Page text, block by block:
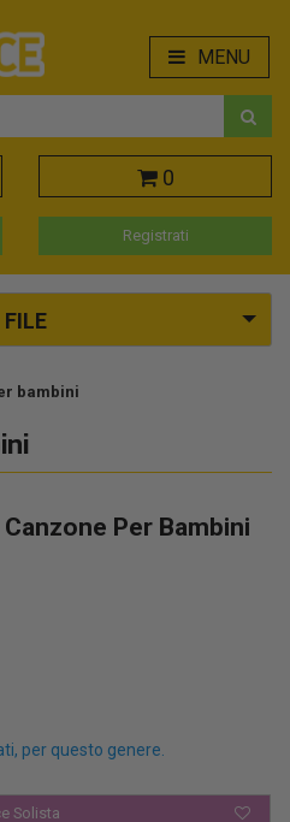
MENU
0
Registrati
bambini
Per Bambini
per questo genere.
Solista